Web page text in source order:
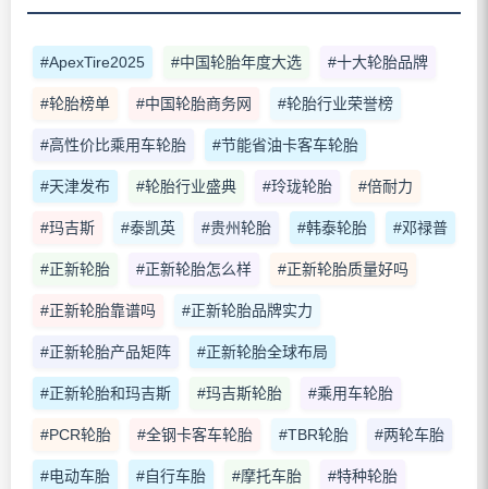
#ApexTire2025 #中国轮胎年度大选 #十大轮胎品牌
#轮胎榜单 #中国轮胎商务网 #轮胎行业荣誉榜
#高性价比乘用车轮胎 #节能省油卡客车轮胎
#天津发布 #轮胎行业盛典 #玲珑轮胎 #倍耐力
#玛吉斯 #泰凯英 #贵州轮胎 #韩泰轮胎 #邓禄普
#正新轮胎 #正新轮胎怎么样 #正新轮胎质量好吗
#正新轮胎靠谱吗 #正新轮胎品牌实力
#正新轮胎产品矩阵 #正新轮胎全球布局
#正新轮胎和玛吉斯 #玛吉斯轮胎 #乘用车轮胎
#PCR轮胎 #全钢卡客车轮胎 #TBR轮胎 #两轮车胎
#电动车胎 #自行车胎 #摩托车胎 #特种轮胎